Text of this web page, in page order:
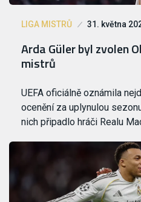
LIGA MISTRŮ 31. května
Arda Güler byl zvolen
mistrů
UEFA oficiálně oznámila
ocenění za uplynulou
nich připadlo hráči Realu